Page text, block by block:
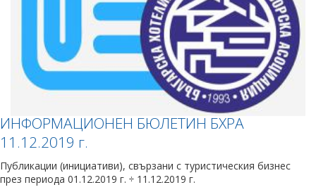
ИНФОРМАЦИОНЕН БЮЛЕТИН БХРА
11.12.2019 г.
Публикации (инициативи), свързани с туристическия бизнес
през периода 01.12.2019 г. ÷ 11.12.2019 г.